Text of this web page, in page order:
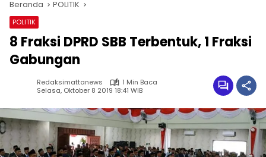
Beranda POLITIK
POLITIK
8 Fraksi DPRD SBB Terbentuk, 1 Fraksi
Gabungan
Redaksimattanews
1 Min Baca
Selasa, Oktober 8 2019 18:41 WIB